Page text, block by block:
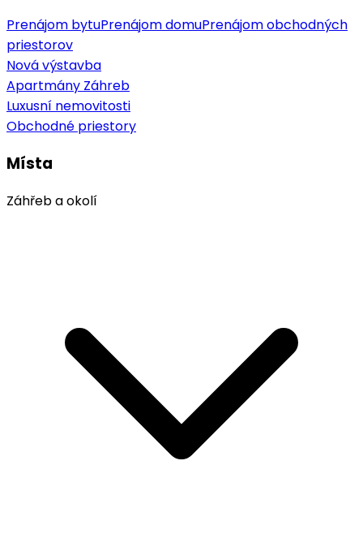
Prenájom bytuPrenájom domuPrenájom obchodných
priestorov
Nová výstavba
Apartmány Záhreb
Luxusní nemovitosti
Obchodné priestory
Místa
Záhřeb a okolí